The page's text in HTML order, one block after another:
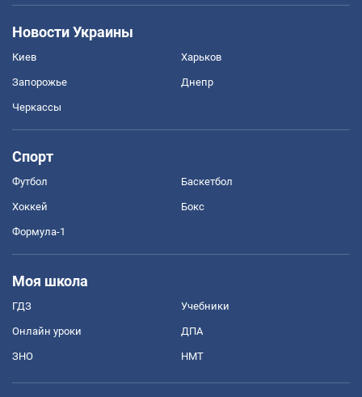
Новости Украины
Киев Харьков
Запорожье Днепр
Черкассы
Спорт
Футбол Баскетбол
Хоккей Бокс
Формула-1
Моя школа
ГДЗ Учебники
Онлайн уроки ДПА
ЗНО НМТ